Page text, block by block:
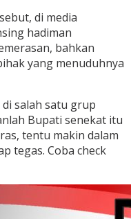
di media
hadiman
bahkan
yang menuduhnya
salah satu grup
Bupati senekat itu
tentu makin dalam
tegas. Coba check